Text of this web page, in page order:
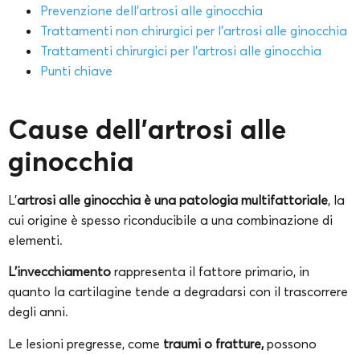
Prevenzione dell’artrosi alle ginocchia
Trattamenti non chirurgici per l’artrosi alle ginocchia
Trattamenti chirurgici per l’artrosi alle ginocchia
Punti chiave
Cause dell’artrosi alle
ginocchia
L’artrosi alle ginocchia è una patologia multifattoriale, la
cui origine è spesso riconducibile a una combinazione di
elementi.
L’invecchiamento rappresenta il fattore primario, in
quanto la cartilagine tende a degradarsi con il trascorrere
degli anni.
Le lesioni pregresse, come traumi o fratture, possono